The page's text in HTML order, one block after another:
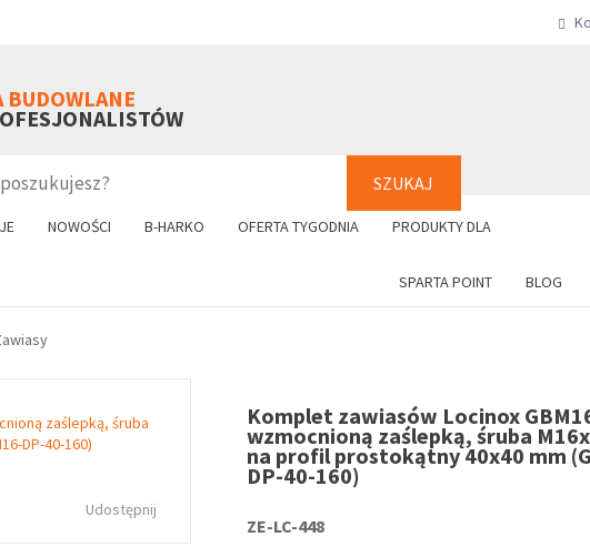
BUDOWLANE
SZUKAJ
NOWOŚCI B-HARKO OFERTA TYGODNIA PRODUKTY DLA
SPARTA POINT BLOG
+48 61
Udostępnij
Komplet zawiasów Locinox
wzmocnioną zaślepką, śruba
na profil prostokątny 40x40 mm
DP-40-160)
ZE-LC-448